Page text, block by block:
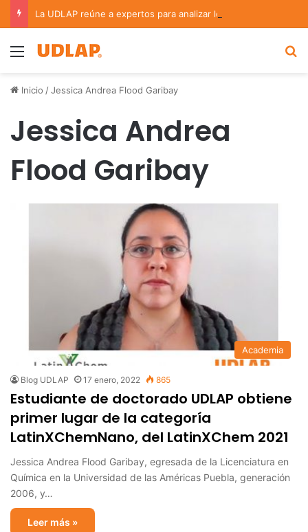
Menu
Inicio /Jessica Andrea Flood Garibay
Jessica Andrea
Flood Garibay
Academia
Blog UDLAP 17 enero, 2022 865
Estudiante de doctorado UDLAP obtiene
primer lugar de la categoría
LatinXChemNano, del LatinXChem 2021
Jessica Andrea Flood Garibay, egresada de la Licenciatura en
Química en la Universidad de las Américas Puebla, generación
2006, y…
Leer más »